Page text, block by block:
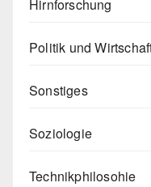
Hirnforschung
Politik und
Sonstiges
Soziologie
Technikphilosohie